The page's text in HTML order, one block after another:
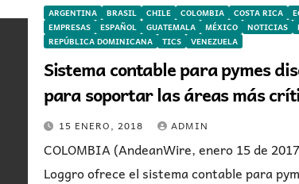
ARGENTINA BRASIL CHILE COLOMBIA COSTA RICA
EMPRESAS
ESPAÑOL GUATEMALA MÉXICO NOTICIAS
REPÚBLICA DOMINICANA
TICS VENEZUELA
Sistema contable para pymes
para soportar las áreas más
de las organizaciones
15 ENERO, 2018 ADMIN
COLOMBIA (AndeanWire, enero 15 de
Loggro ofrece el sistema contable para